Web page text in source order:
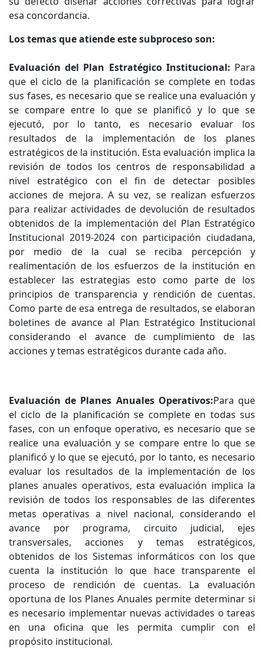
esa concordancia.
Los temas que atiende este subproceso son:
Evaluación del Plan Estratégico Institucional: Para
que el ciclo de la planificación se complete en todas
sus fases, es necesario que se realice una evaluación y
se compare entre lo que se planificó y lo que se
ejecutó, por lo tanto, es necesario evaluar los
resultados de la implementación de los planes
estratégicos de la institución. Esta evaluación implica la
revisión de todos los centros de responsabilidad a
nivel estratégico con el fin de detectar posibles
acciones de mejora. A su vez, se realizan esfuerzos
para realizar actividades de devolución de resultados
obtenidos de la implementación del Plan Estratégico
Institucional 2019-2024 con participación ciudadana,
por medio de la cual se reciba percepción y
realimentación de los esfuerzos de la institución en
establecer las estrategias esto como parte de los
principios de transparencia y rendición de cuentas.
Como parte de esa entrega de resultados, se elaboran
boletines de avance al Plan Estratégico Institucional
considerando el avance de cumplimiento de las
acciones y temas estratégicos durante cada año.
Evaluación de Planes Anuales Operativos:Para que
el ciclo de la planificación se complete en todas sus
fases, con un enfoque operativo, es necesario que se
realice una evaluación y se compare entre lo que se
planificó y lo que se ejecutó, por lo tanto, es necesario
evaluar los resultados de la implementación de los
planes anuales operativos, esta evaluación implica la
revisión de todos los responsables de las diferentes
metas operativas a nivel nacional, considerando el
avance por programa, circuito judicial, ejes
transversales, acciones y temas estratégicos,
obtenidos de los Sistemas informáticos con los que
cuenta la institución lo que hace transparente el
proceso de rendición de cuentas. La evaluación
oportuna de los Planes Anuales permite determinar si
es necesario implementar nuevas actividades o tareas
en una oficina que les permita cumplir con el
propósito institucional.